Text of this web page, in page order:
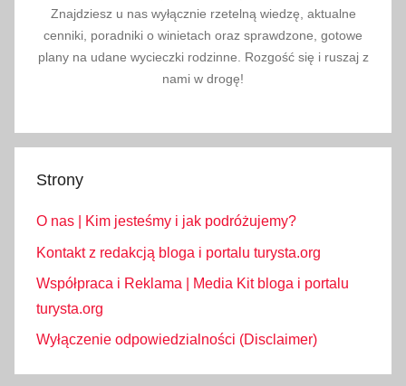
Znajdziesz u nas wyłącznie rzetelną wiedzę, aktualne
cenniki, poradniki o winietach oraz sprawdzone, gotowe
plany na udane wycieczki rodzinne. Rozgość się i ruszaj z
nami w drogę!
Strony
O nas | Kim jesteśmy i jak podróżujemy?
Kontakt z redakcją bloga i portalu turysta.org
Współpraca i Reklama | Media Kit bloga i portalu
turysta.org
Wyłączenie odpowiedzialności (Disclaimer)